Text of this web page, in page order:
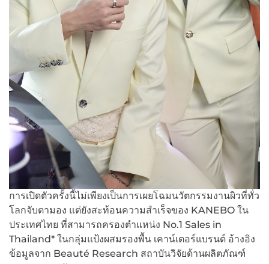
การเปิดตัวครั้งนี้ไม่เพียงเป็นการเผยโฉมนวัตกรรมงานผิวที่ทั่ว
โลกจับตามอง แต่ยังสะท้อนความสำเร็จของ KANEBO ใน
ประเทศไทย ที่สามารถครองตำแหน่ง No.1 Sales in
Thailand* ในกลุ่มแป้งผสมรองพื้น เคาน์เตอร์แบรนด์ อ้างอิง
ข้อมูลจาก Beauté Research สถาบันวิจัยด้านผลิตภัณฑ์